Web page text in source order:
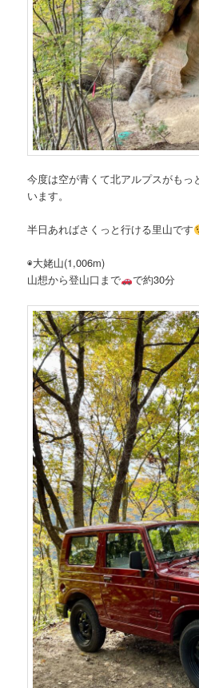
今度は空が青くて北アルプスがもっ
います。
半日あればさくっと行ける里山です
◉大姥山(1,006m)
山想から登山口まで
で約30分